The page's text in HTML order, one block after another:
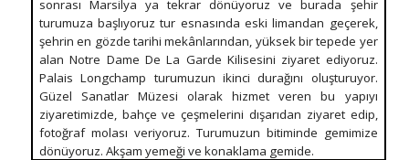
sonrası Marsilya ya tekrar dönüyoruz ve burada şehir
turumuza başlıyoruz tur esnasında eski limandan geçerek,
şehrin en gözde tarihi mekânlarından, yüksek bir tepede yer
alan Notre Dame De La Garde Kilisesini ziyaret ediyoruz.
Palais Longchamp turumuzun ikinci durağını oluşturuyor.
Güzel Sanatlar Müzesi olarak hizmet veren bu yapıyı
ziyaretimizde, bahçe ve çeşmelerini dışarıdan ziyaret edip,
fotoğraf molası veriyoruz. Turumuzun bitiminde gemimize
dönüyoruz. Akşam yemeği ve konaklama gemide.